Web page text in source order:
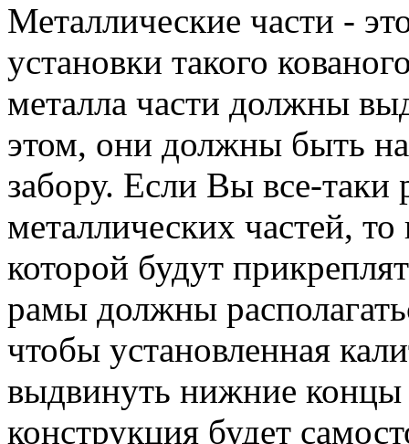
Металлические части -
установки такого
металла части должны
этом, они должны быть
забору. Если Вы все-таки
металлических частей,
которой будут
рамы должны
чтобы установленная
выдвинуть нижние концы
конструкция будет